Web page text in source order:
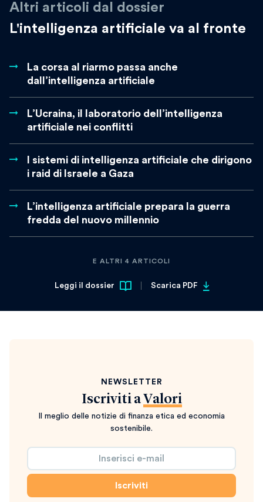
Altri articoli dal dossier
L'intelligenza artificiale va al fronte
La corsa al riarmo passa anche
dall’intelligenza artificiale
L’Ucraina, il laboratorio dell’intelligenza
artificiale nei conflitti
I sistemi di intelligenza artificiale che dirigono
i raid di Israele a Gaza
L’intelligenza artificiale prepara la guerra
fredda del nuovo millennio
E ALTRI 4 ARTICOLI
Leggi il dossier Scarica PDF
NEWSLETTER
Iscriviti a Valori
Il meglio delle notizie di finanza etica ed economia
sostenibile.